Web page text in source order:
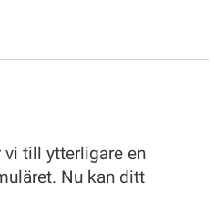
vi till ytterligare en
Nu kan ditt